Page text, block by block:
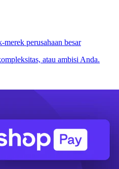
perusahaan besar
atau ambisi Anda.